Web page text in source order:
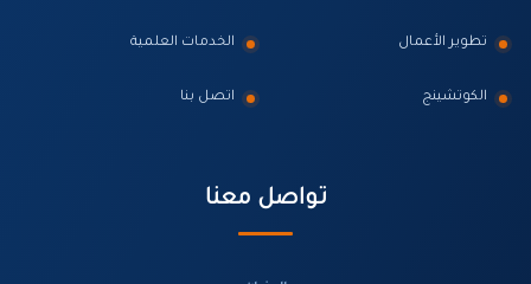
تطوير الأعمال الخدمات العلمية
الكوتشينج اتصل بنا
تواصل معنا